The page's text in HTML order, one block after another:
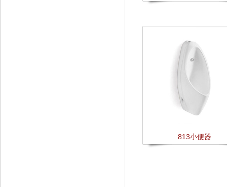
813小便器